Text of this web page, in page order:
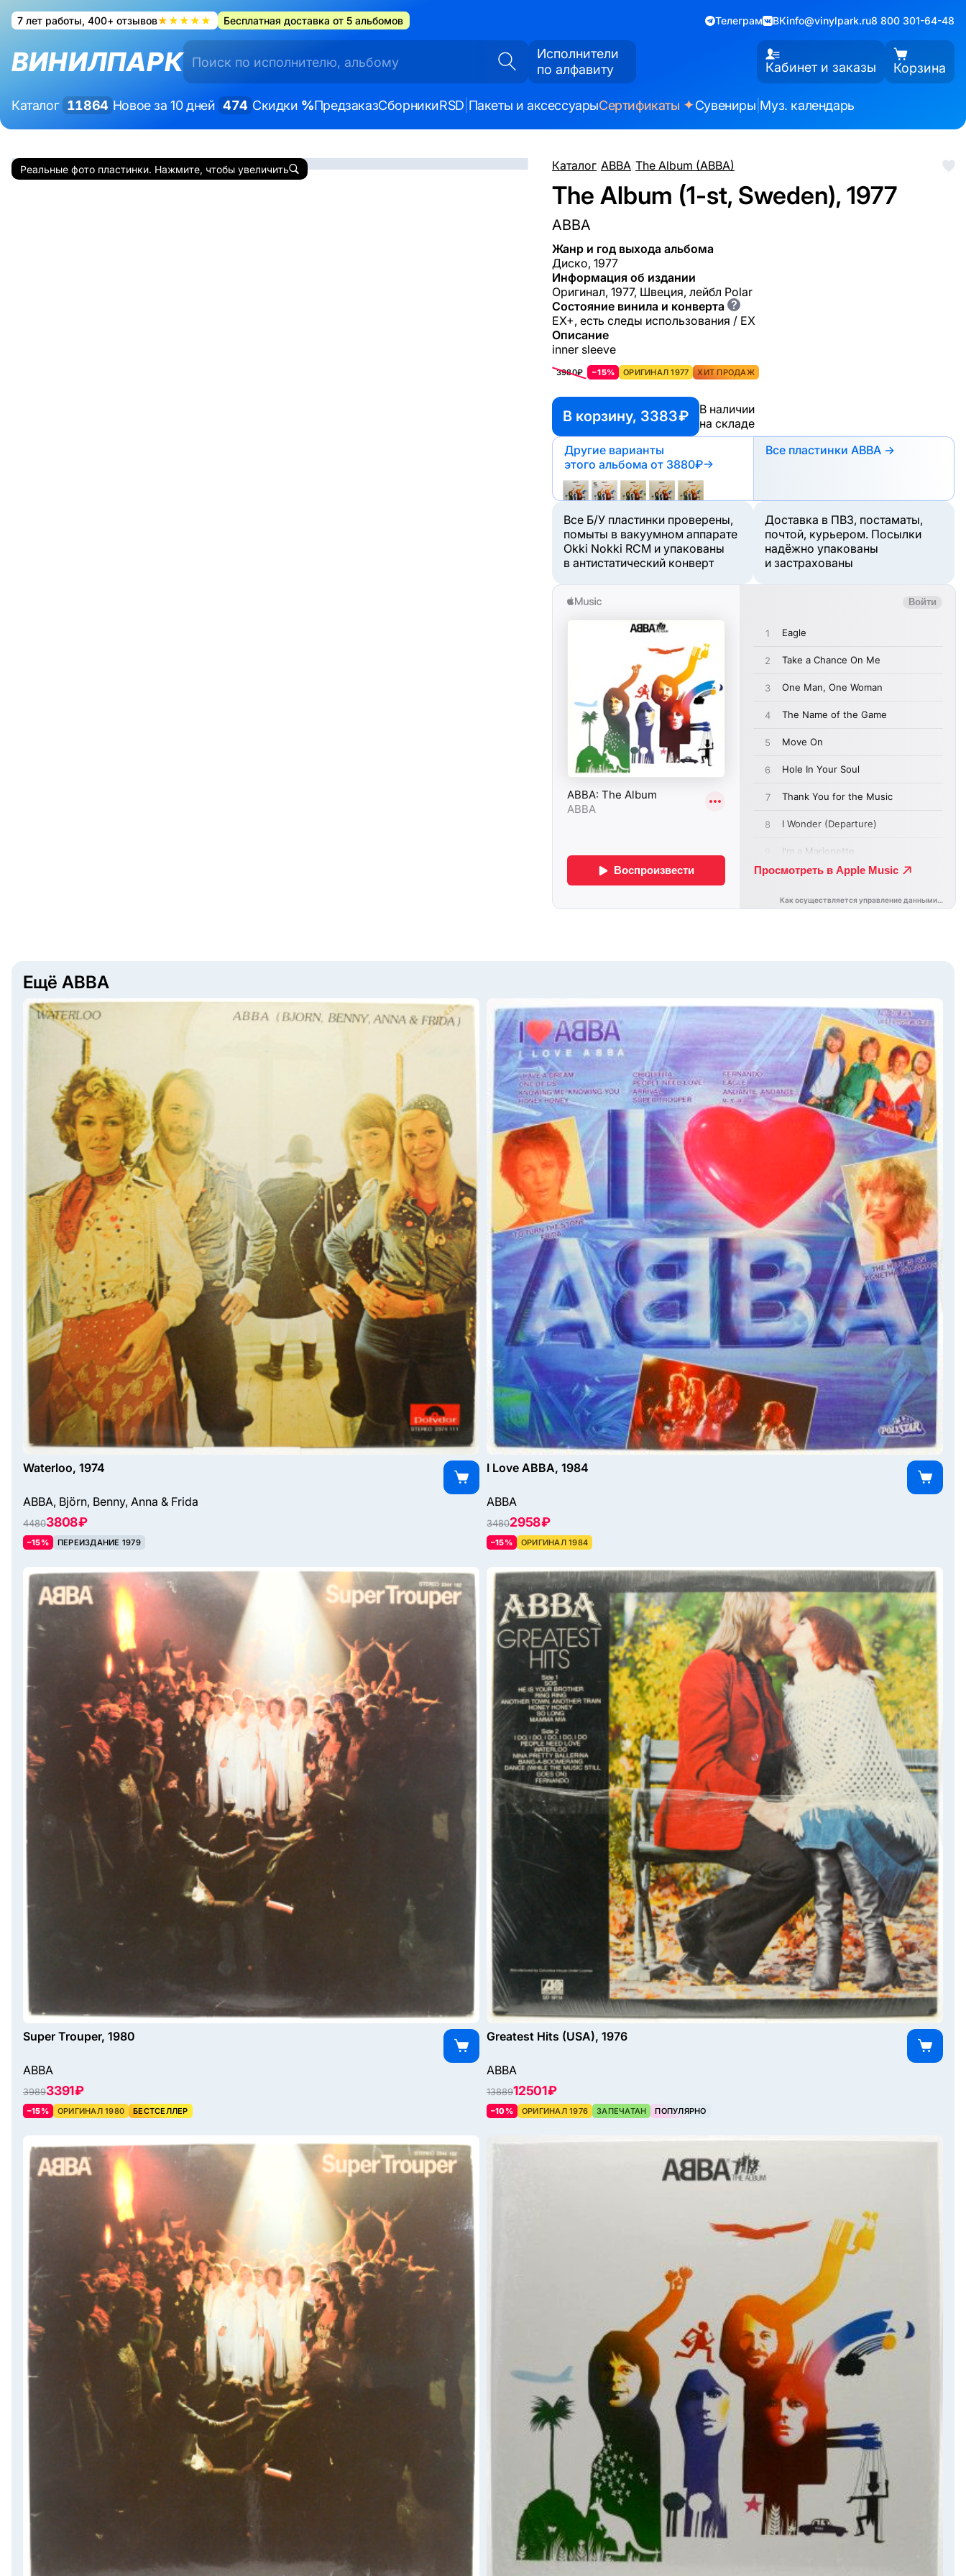
7 лет работы, 400+ отзывов★★★★★ Бесплатная доставка от 5 альбомов Телеграм ВКinfo@vinylpark.ru8 800 301-64-48
ВИНИЛПАРК
Исполнители
по алфавиту
Кабинет и заказы Корзина
Каталог 11864 Новое за 10 дней 474 Скидки %ПредзаказСборникиRSD Пакеты и аксессуарыСертификаты ✦Сувениры Муз. календарь
Каталог/ABBA/The Album (ABBA)
The Album (1-st, Sweden), 1977
ABBA
Жанр и год выхода альбома
Диско, 1977
Информация об издании
Оригинал, 1977, Швеция, лейбл Polar
Состояние винила и конверта ?
EX+, есть следы использования / EX
Описание
inner sleeve
3980₽ −15% ОРИГИНАЛ 1977 ХИТ ПРОДАЖ
В корзину, 3383 ₽
В наличии
на складе
Другие варианты
этого альбома от 3880₽→
Все пластинки ABBA →
Все Б/У пластинки проверены,
помыты в вакуумном аппарате
Okki Nokki RCM и упакованы
в антистатический конверт
Доставка в ПВЗ, постаматы,
почтой, курьером. Посылки
надёжно упакованы
и застрахованы
Реальные фото пластинки. Нажмите, чтобы увеличить
Ещё ABBA
Waterloo, 1974
ABBA, Björn, Benny, Anna & Frida
44803808 ₽
–15% ПЕРЕИЗДАНИЕ 1979
I Love ABBA, 1984
ABBA
34802958 ₽
–15% ОРИГИНАЛ 1984
Super Trouper, 1980
ABBA
39893391 ₽
–15% ОРИГИНАЛ 1980 БЕСТСЕЛЛЕР
Greatest Hits (USA), 1976
ABBA
1388912501 ₽
–10% ОРИГИНАЛ 1976 ЗАПЕЧАТАН ПОПУЛЯРНО